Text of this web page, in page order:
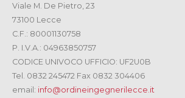
Viale M. De Pietro, 23
73100 Lecce
C.F.: 80001130758
P. I.V.A.: 04963850757
CODICE UNIVOCO UFFICIO: UF2U0B
Tel. 0832 245472 Fax 0832 304406
email: info@ordineingegnerilecce.it